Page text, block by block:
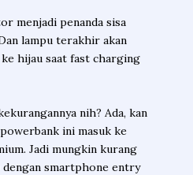
menjadi penanda sisa
lampu terakhir akan
hijau saat fast charging
nih? Ada, kan
ini masuk ke
Jadi mungkin kurang
dengan smartphone entry